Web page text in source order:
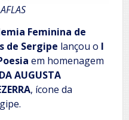
Feminina de
de Sergipe lançou o I
em homenagem
AUGUSTA
, ícone da